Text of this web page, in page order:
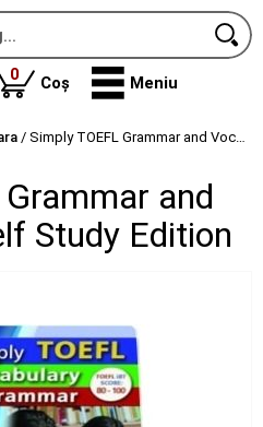
0produse
Coș Meniu
/ Simply TOEFL Grammar and Vocabulary. Self Study Edition
and
Study Edition